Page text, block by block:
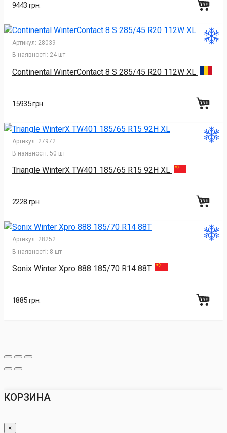
9443 грн.
Артикул: 28039
В наявності: 24 шт
Continental WinterContact 8 S 285/45 R20 112W XL
15935 грн.
Артикул: 27972
В наявності: 50 шт
Triangle WinterX TW401 185/65 R15 92H XL
2228 грн.
Артикул: 28252
В наявності: 8 шт
Sonix Winter Xpro 888 185/70 R14 88T
1885 грн.
КОРЗИНА
×